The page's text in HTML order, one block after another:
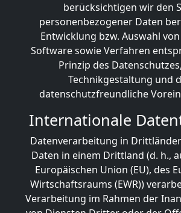
berücksichtigen wir den
personenbezogener Daten
Entwicklung bzw. Auswahl
Software sowie Verfahren
Prinzip des
Technikgestaltung und
datenschutzfreundliche
Internationale
Datenverarbeitung in
Daten in einem Drittland (d. h.,
Europäischen Union (EU), des
Wirtschaftsraums (EWR))
Verarbeitung im Rahmen der